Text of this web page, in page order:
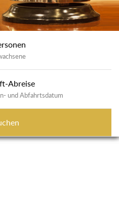
Abreise
und Abfahrtsdatum